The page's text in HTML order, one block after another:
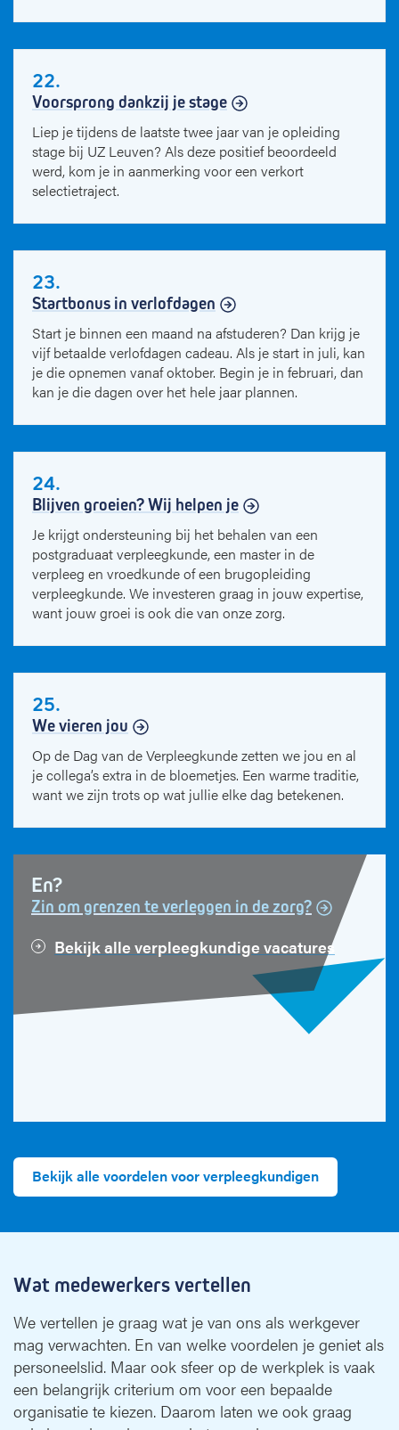
22.
Voorsprong dankzij je stage
Liep je tijdens de laatste twee jaar van je opleiding
stage bij UZ Leuven? Als deze positief beoordeeld
werd, kom je in aanmerking voor een verkort
selectietraject.
23.
Startbonus in verlofdagen
Start je binnen een maand na afstuderen? Dan krijg je
vijf betaalde verlofdagen cadeau. Als je start in juli, kan
je die opnemen vanaf oktober. Begin je in februari, dan
kan je die dagen over het hele jaar plannen.
24.
Blijven groeien? Wij helpen je
Je krijgt ondersteuning bij het behalen van een
postgraduaat verpleegkunde, een master in de
verpleeg en vroedkunde of een brugopleiding
verpleegkunde. We investeren graag in jouw expertise,
want jouw groei is ook die van onze zorg.
25.
We vieren jou
Op de Dag van de Verpleegkunde zetten we jou en al
je collega’s extra in de bloemetjes. Een warme traditie,
want we zijn trots op wat jullie elke dag betekenen.
En?
Zin om grenzen te verleggen in de zorg?
Bekijk alle verpleegkundige vacatures
Bekijk alle voordelen voor verpleegkundigen
Wat medewerkers vertellen
We vertellen je graag wat je van ons als werkgever
mag verwachten. En van welke voordelen je geniet als
personeelslid. Maar ook sfeer op de werkplek is vaak
een belangrijk criterium om voor een bepaalde
organisatie te kiezen. Daarom laten we ook graag